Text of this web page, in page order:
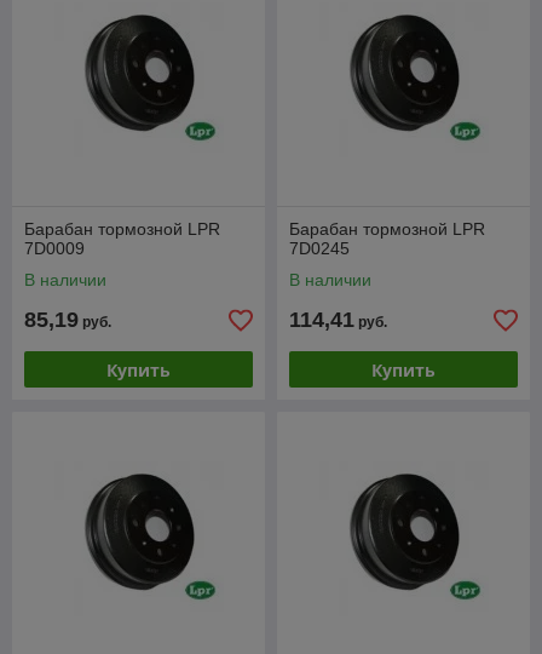
Барабан тормозной LPR
7D0009
В наличии
85,19 руб.
Купить
Барабан тормозной LPR
7D0245
В наличии
114,41 руб.
Купить